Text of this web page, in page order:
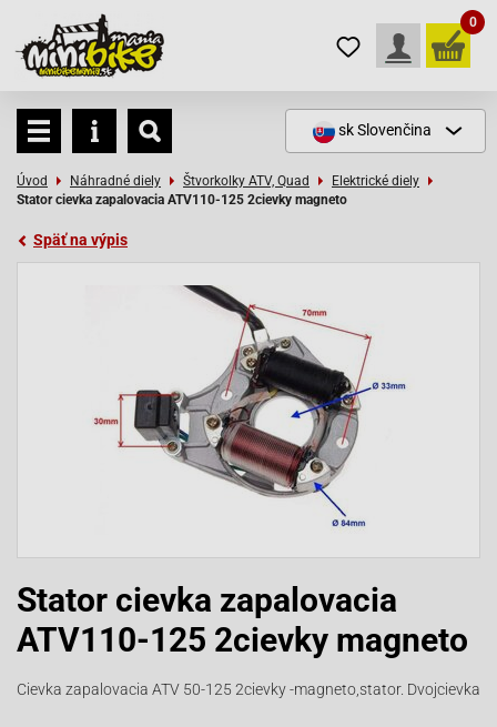
0
skSlovenčina
Úvod Náhradné diely Štvorkolky ATV, Quad
Elektrické diely
Stator cievka zapalovacia ATV110-125 2cievky magneto
Späť na výpis
Stator cievka zapalovacia
ATV110-125 2cievky magneto
Cievka zapalovacia ATV 50-125 2cievky -magneto,stator. Dvojcievka